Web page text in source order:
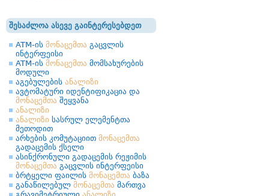
შესაძლოა ასევე გაინტერესებდეთ
ATM-ის მონაცემთა გაცვლის
ინტერფეისი
ATM-ის მონაცემთა მომსახურების
მოდული
აგებულების ანალიზი
ავტომატური იდენტიფიკაცია და
მონაცემთა შეყვანა
ანალიზი
ანალიზი სასრულ ელემენტთა
მეთოდით
არხების კომუტაციით მონაცემთა
გადაცემის ქსელი
ასინქრონული გადაცემის რეჟიმის
მონაცემთა გაცვლის ინტერფეისი
ბრტყელი ფაილის მონაცემთა ბაზა
განაწილებულ მონაცემთა მართვა